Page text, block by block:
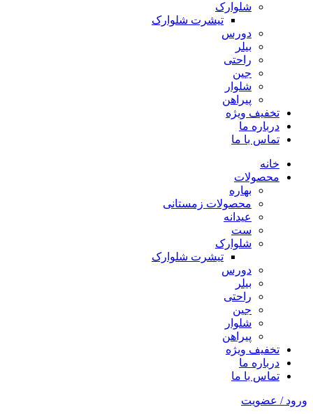
شلوارک
تیشرت شلوارک
دورس
بیلر
راحتی
جین
شلوار
پیراهن
تخفیف ویژه
درباره ما
تماس با ما
خانه
محصولات
بهاره
محصولات زمستانی
عیدانه
ست
شلوارک
تیشرت شلوارک
دورس
بیلر
راحتی
جین
شلوار
پیراهن
تخفیف ویژه
درباره ما
تماس با ما
ورود / عضویت